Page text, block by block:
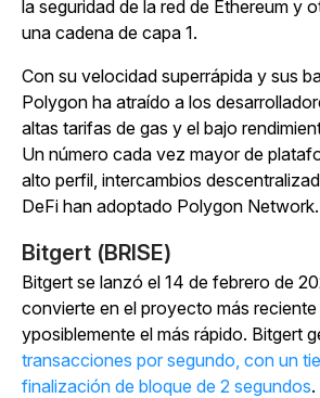
la seguridad de la red de Ethereum y
una cadena de capa 1.
Con su velocidad superrápida y sus
Polygon ha atraído a los
altas tarifas de gas y el bajo
Un número cada vez mayor de
alto perfil, intercambios
DeFi han adoptado Polygon Network.
Bitgert (BRISE)
Bitgert se lanzó el 14 de febrero de
convierte en el proyecto más
yposiblemente el más rápido. Bitgert
transacciones por segundo, con un
finalización de bloque de 2 segundos